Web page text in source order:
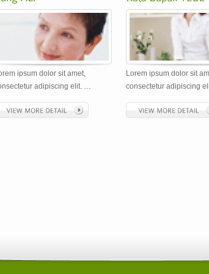
ipsum dolor sit amet,
adipiscing elit. …
Lorem ipsum dolor sit
consectetur adipiscing